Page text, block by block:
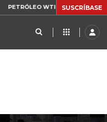
PETRÓLEO WTI US$ 78,01 US$
SUSCRÍBASE